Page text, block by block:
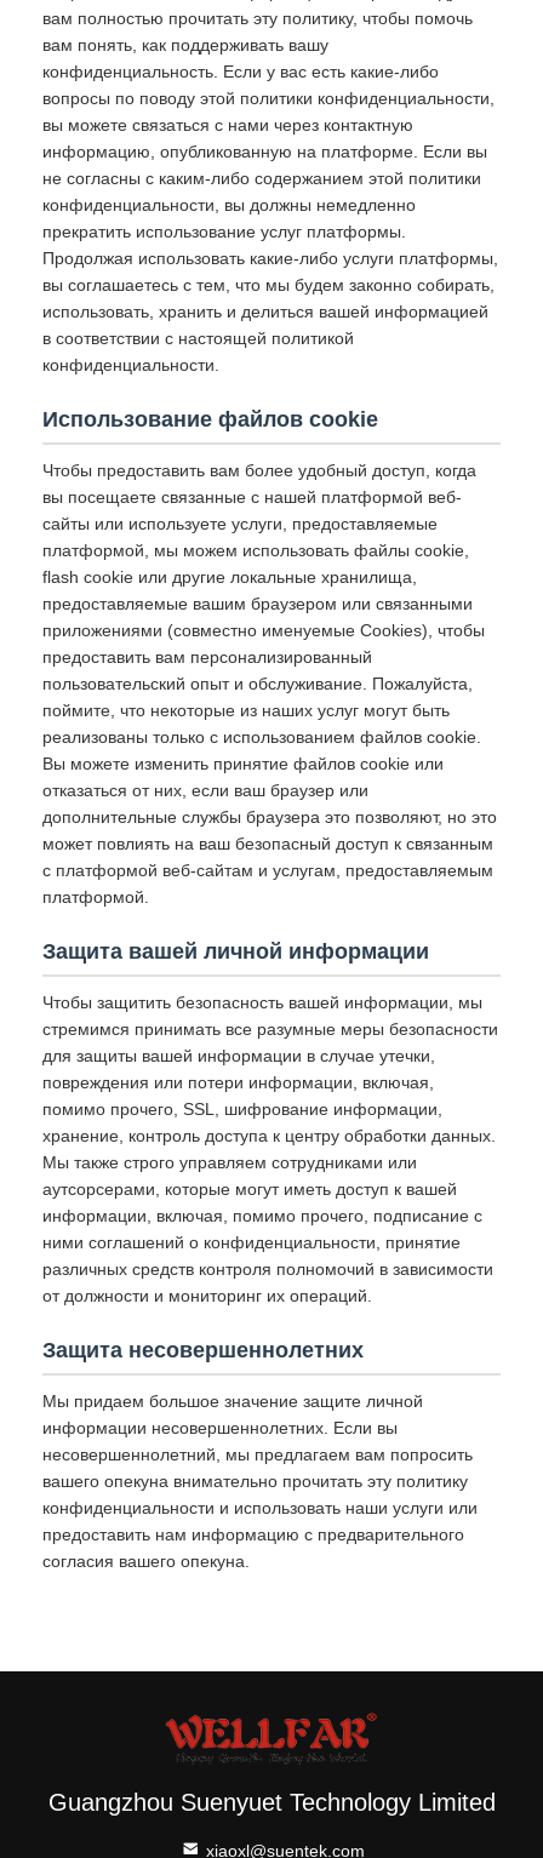
вам полностью прочитать эту политику, чтобы помочь
вам понять, как поддерживать вашу
конфиденциальность. Если у вас есть какие-либо
вопросы по поводу этой политики конфиденциальности,
вы можете связаться с нами через контактную
информацию, опубликованную на платформе. Если вы
не согласны с каким-либо содержанием этой политики
конфиденциальности, вы должны немедленно
прекратить использование услуг платформы.
Продолжая использовать какие-либо услуги платформы,
вы соглашаетесь с тем, что мы будем законно собирать,
использовать, хранить и делиться вашей информацией
в соответствии с настоящей политикой
конфиденциальности.
Использование файлов cookie
Чтобы предоставить вам более удобный доступ, когда
вы посещаете связанные с нашей платформой веб-
сайты или используете услуги, предоставляемые
платформой, мы можем использовать файлы cookie,
flash cookie или другие локальные хранилища,
предоставляемые вашим браузером или связанными
приложениями (совместно именуемые Cookies), чтобы
предоставить вам персонализированный
пользовательский опыт и обслуживание. Пожалуйста,
поймите, что некоторые из наших услуг могут быть
реализованы только с использованием файлов cookie.
Вы можете изменить принятие файлов cookie или
отказаться от них, если ваш браузер или
дополнительные службы браузера это позволяют, но это
может повлиять на ваш безопасный доступ к связанным
с платформой веб-сайтам и услугам, предоставляемым
платформой.
Защита вашей личной информации
Чтобы защитить безопасность вашей информации, мы
стремимся принимать все разумные меры безопасности
для защиты вашей информации в случае утечки,
повреждения или потери информации, включая,
помимо прочего, SSL, шифрование информации,
хранение, контроль доступа к центру обработки данных.
Мы также строго управляем сотрудниками или
аутсорсерами, которые могут иметь доступ к вашей
информации, включая, помимо прочего, подписание с
ними соглашений о конфиденциальности, принятие
различных средств контроля полномочий в зависимости
от должности и мониторинг их операций.
Защита несовершеннолетних
Мы придаем большое значение защите личной
информации несовершеннолетних. Если вы
несовершеннолетний, мы предлагаем вам попросить
вашего опекуна внимательно прочитать эту политику
конфиденциальности и использовать наши услуги или
предоставить нам информацию с предварительного
согласия вашего опекуна.
Guangzhou Suenyuet Technology Limited
xiaoxl@suentek.com